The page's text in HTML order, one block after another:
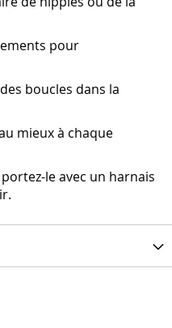
pour
boucles dans la
mieux à chaque
le avec un harnais